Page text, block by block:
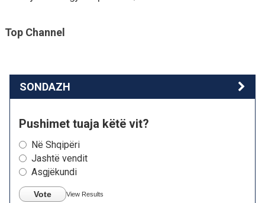
Top Channel
SONDAZH
Pushimet tuaja këtë vit?
Në Shqipëri
Jashtë vendit
Asgjëkundi
Vote View Results